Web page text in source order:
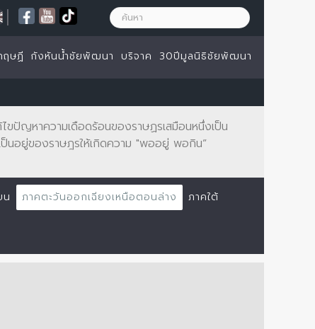
ฤษฏี กังหันน้ำชัยพัฒนา บริจาค 30ปีมูลนิธิชัยพัฒนา
|
ขปัญหาความเดือดร้อนของราษฏรเสมือนหนึ่งเป็น
นอยู่ของราษฎรให้เกิดความ "พออยู่ พอกิน”
น ภาคตะวันออกเฉียงเหนือตอนล่าง ภาคใต้